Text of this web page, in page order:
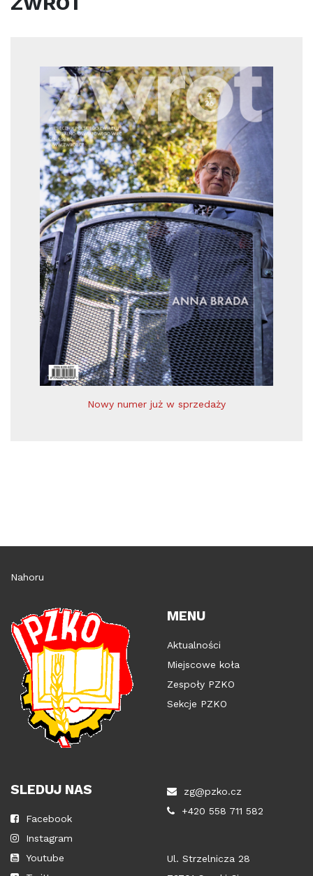
Nowy numer już w sprzedaży
Nahoru
MENU
Aktualności
Miejscowe koła
Zespoły PZKO
Sekcje PZKO
SLEDUJ NAS
Facebook
Instagram
Youtube
zg@pzko.cz
+420 558 711 582
Ul. Strzelnicza 28